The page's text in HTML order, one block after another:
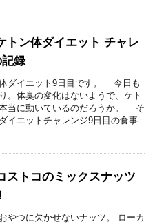
トン体ダイエット チャレ
録
ダイエット9日目です。 今日も
。体臭の変化はないようで、ケト
当に動いているのだろうか。 そ
イエットチャレンジ9日目の食事
ストコのミックスナッツ
やつに欠かせないナッツ。 ローカ